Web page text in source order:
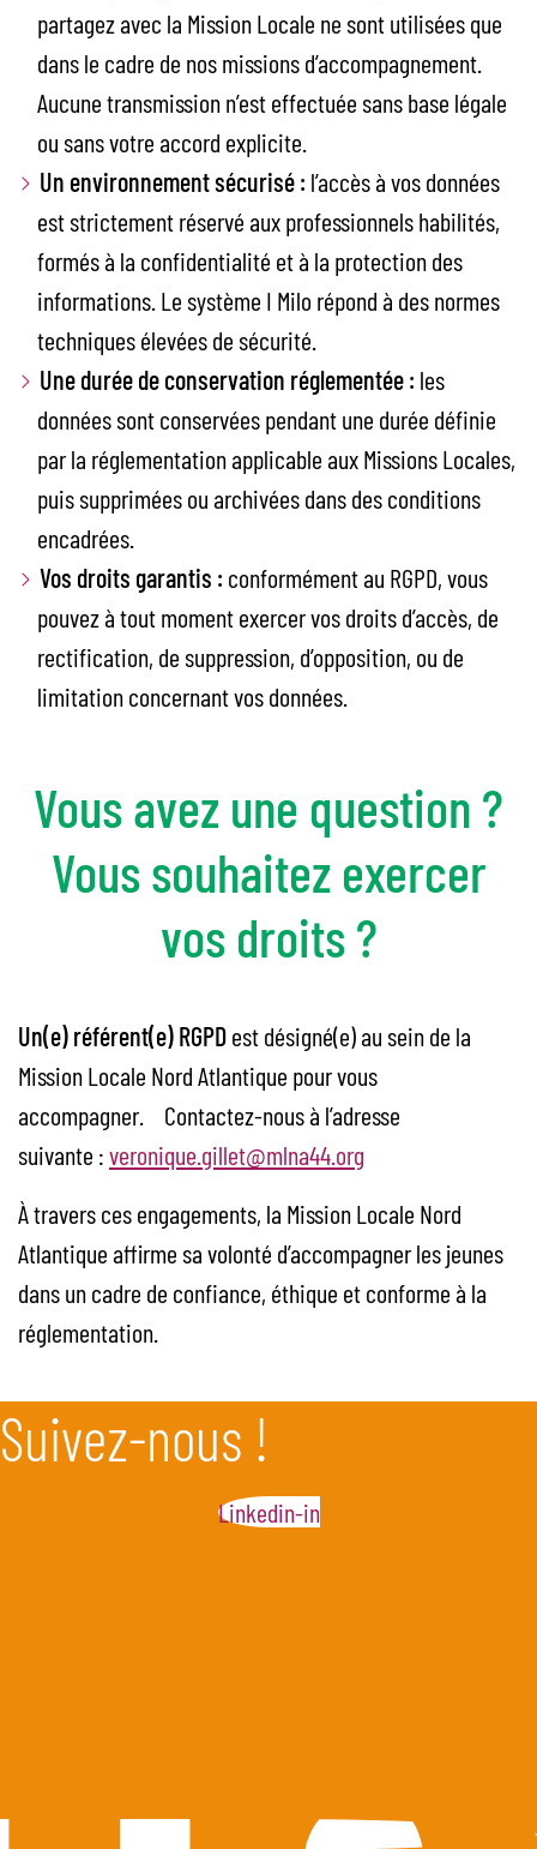
partagez avec la Mission Locale ne sont utilisées que
dans le cadre de nos missions d’accompagnement.
Aucune transmission n’est effectuée sans base légale
ou sans votre accord explicite.
Un environnement sécurisé : l’accès à vos données
est strictement réservé aux professionnels habilités,
formés à la confidentialité et à la protection des
informations. Le système I Milo répond à des normes
techniques élevées de sécurité.
Une durée de conservation réglementée : les
données sont conservées pendant une durée définie
par la réglementation applicable aux Missions Locales,
puis supprimées ou archivées dans des conditions
encadrées.
Vos droits garantis : conformément au RGPD, vous
pouvez à tout moment exercer vos droits d’accès, de
rectification, de suppression, d’opposition, ou de
limitation concernant vos données.
Vous avez une question ?
Vous souhaitez exercer
vos droits ?
Un(e) référent(e) RGPDest désigné(e) au sein de la
Mission Locale Nord Atlantique pour vous
accompagner. Contactez-nous à l’adresse
suivante :veronique.gillet@mlna44.org
À travers ces engagements, la Mission Locale Nord
Atlantique affirme sa volonté d’accompagner les jeunes
dans un cadre de confiance, éthique et conforme à la
réglementation.
Suivez-nous !
Linkedin-in